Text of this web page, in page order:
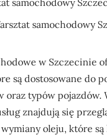
samochodowy
w Szczecinie
są dostosowane do
oraz typów pojazdów.
znajdują się
oleju, które są